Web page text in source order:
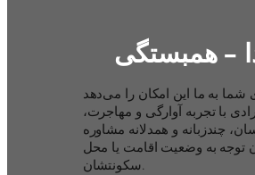
– همبستگی
به ما این امکان را می‌دهد
با تجربه آوارگی و مهاجرت،
چندزبانه و همدلانه مشاوره
توجه به وضعیت اقامت یا محل
سکونتشان.